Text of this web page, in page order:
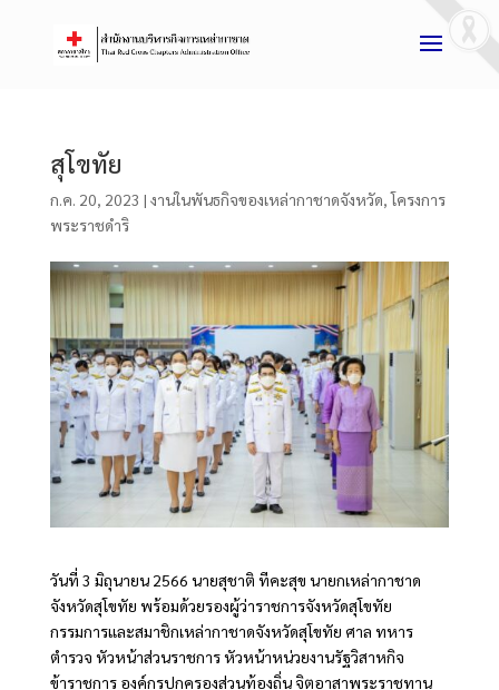
สุโขทัย
ก.ค. 20, 2023 | งานในพันธกิจของเหล่ากาชาดจังหวัด,โครงการ
พระราชดำริ
วันที่ 3 มิถุนายน 2566 นายสุชาติ ทีคะสุข นายกเหล่ากาชาด
จังหวัดสุโขทัย พร้อมด้วยรองผู้ว่าราชการจังหวัดสุโขทัย
กรรมการและสมาชิกเหล่ากาชาดจังหวัดสุโขทัย ศาล ทหาร
ตำรวจ หัวหน้าส่วนราชการ หัวหน้าหน่วยงานรัฐวิสาหกิจ
ข้าราชการ องค์กรปกครองส่วนท้องถิ่น จิตอาสาพระราชทาน